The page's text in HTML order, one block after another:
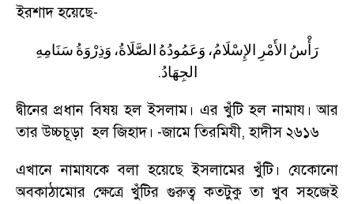
ইরশাদ হয়েছে-
رَأْسُ الأَمْرِ الإِسْلَامُ، وَعَمُودُهُ الصَّلَاةُ، وَذِرْوَةُ سَنَامِهِ
الجِهَادُ.
দ্বীনের প্রধান বিষয় হল ইসলাম। এর খুঁটি হল নামায। আর
তার উচ্চচূড়া হল জিহাদ। -জামে তিরমিযী,হাদীস ২৬১৬
এখানে নামাযকে বলা হয়েছে ইসলামের খুঁটি। যেকোনো
অবকাঠামোর ক্ষেত্রে খুঁটির গুরুত্ব কতটুকু তা খুব সহজেই